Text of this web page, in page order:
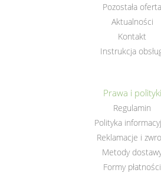
Pozostała oferta
Aktualności
Kontakt
Instrukcja
Prawa i polityki
Regulamin
Polityka
Reklamacje i
Metody
Formy płatności